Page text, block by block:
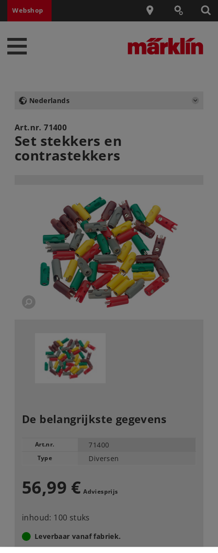
Webshop
Nederlands
Art.nr.71400
Set stekkers en
contrastekkers
De belangrijkste gegevens
Art.nr. 71400
Type Diversen
56,99 € Adviesprijs
inhoud: 100 stuks
Leverbaar vanaf fabriek.